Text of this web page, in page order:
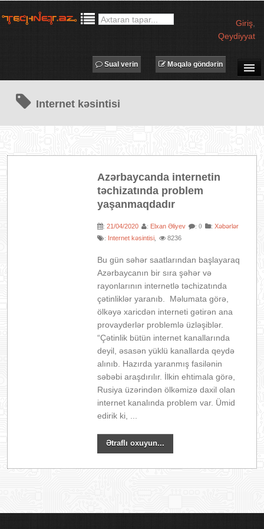
Giriş
Qeydiyyat
MƏQALƏLƏR
PROQRAMLAR
AVADANLIQLAR
XƏBƏRLƏR
Məqalə göndərin
Sual verin
Internet kəsintisi
Azərbaycanda internetin
təchizatında problem
yaşanmaqdadır
:21/04/2020 : Elxan Əliyev : 0 :Xəbərlər
: Internet kəsintisi 8236
Bu gün səhər saatlarından başlayaraq
Azərbaycanın bir sıra şəhər və
rayonlarının internetlə təchizatında
çətinliklər yaranıb. Məlumata görə,
ölkəyə xaricdən interneti gətirən ana
provayderlər problemlə üzləşiblər.
“Çətinlik bütün internet kanallarında
deyil, əsasən yüklü kanallarda qeydə
alınıb. Hazırda yaranmış fasilənin
səbəbi araşdırılır. İlkin ehtimala görə,
Rusiya üzərindən ölkəmizə daxil olan
internet kanalında problem var. Ümid
edirik ki, ...
Ətraflı oxuyun...